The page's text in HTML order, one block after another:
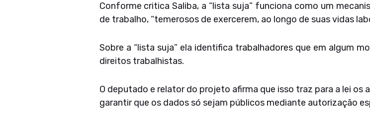
Conforme critica Saliba, a “lista suja” funciona como um
de trabalho, “temerosos de exercerem, ao longo de suas vidas
Sobre a “lista suja” ela identifica trabalhadores que em algum
direitos trabalhistas.
O deputado e relator do projeto afirma que isso traz para a lei
garantir que os dados só sejam públicos mediante autorização